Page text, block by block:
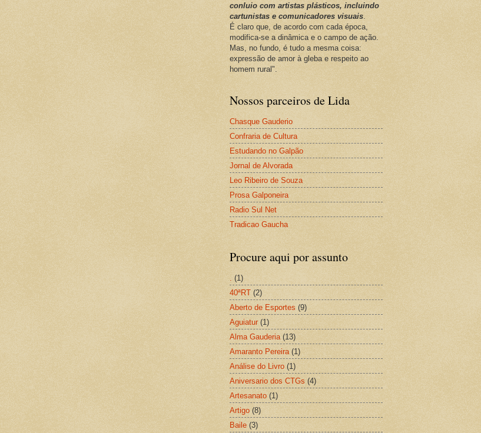
conluio com artistas plásticos, incluindo
cartunistas e comunicadores visuais.
É claro que, de acordo com cada época,
modifica-se a dinâmica e o campo de ação.
Mas, no fundo, é tudo a mesma coisa:
expressão de amor à gleba e respeito ao
homem rural".
Nossos parceiros de Lida
Chasque Gauderio
Confraria de Cultura
Estudando no Galpão
Jornal de Alvorada
Leo Ribeiro de Souza
Prosa Galponeira
Radio Sul Net
Tradicao Gaucha
Procure aqui por assunto
(1)
40ªRT (2)
Aberto de Esportes (9)
Aguiatur (1)
Alma Gauderia (13)
Amaranto Pereira (1)
Análise do Livro (1)
Aniversario dos CTGs (4)
Artesanato (1)
Artigo (8)
Baile (3)